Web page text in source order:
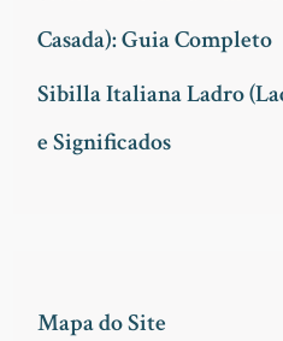
Casada): Guia Completo
Sibilla Italiana Ladro
e Significados
Mapa do Site